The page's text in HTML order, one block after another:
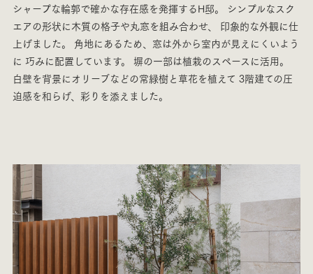
シャープな輪郭で確かな存在感を発揮するH邸。
シンプルなスク
エアの形状に木質の格子や丸窓を組み合わせ、
印象的な外観に仕
上げました。
角地にあるため、窓は外から室内が見えにくいよう
に 巧みに配置しています。 塀の一部は植栽のスペースに活用。
白壁を背景にオリーブなどの常緑樹と草花を植えて 3階建ての圧
迫感を和らげ、彩りを添えました。